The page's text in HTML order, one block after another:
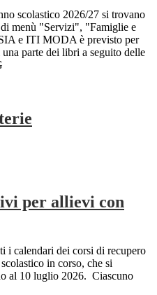
scolastico 2026/27 si trovano
menù "Servizi", "Famiglie e
e ITI MODA è previsto per
parte dei libri a seguito delle
per allievi con
i calendari dei corsi di recupero
in corso, che si
al 10 luglio 2026. Ciascuno